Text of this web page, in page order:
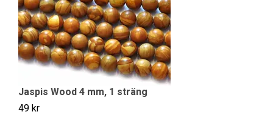
Jaspis Wood 4 mm, 1 sträng
49 kr